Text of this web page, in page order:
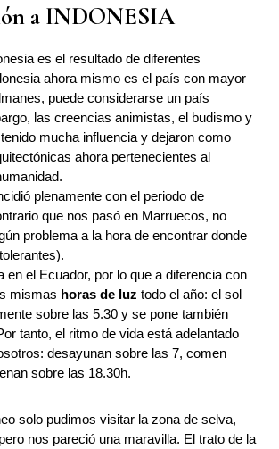
a INDONESIA
es el resultado de diferentes
ahora mismo es el país con mayor
puede considerarse un país
las creencias animistas, el budismo y
mucha influencia y dejaron como
ahora pertenecientes al
plenamente con el periodo de
que nos pasó en Marruecos, no
problema a la hora de encontrar donde
en el Ecuador, por lo que a diferencia con
mismas horas de luz todo el año: el sol
sobre las 5.30 y se pone también
tanto, el ritmo de vida está adelantado
desayunan sobre las 7, comen
sobre las 18.30h.
solo pudimos visitar la zona de selva,
nos pareció una maravilla. El trato de la